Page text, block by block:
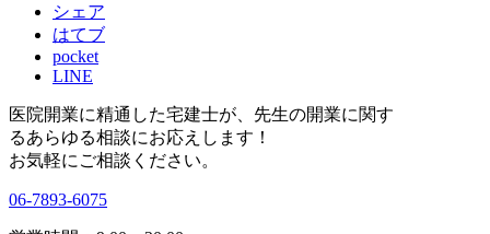
シェア
はてブ
pocket
LINE
医院開業に精通した宅建士が、 先生の開業に関す
るあらゆる相談にお応えします！
お気軽にご相談ください。
06-7893-6075